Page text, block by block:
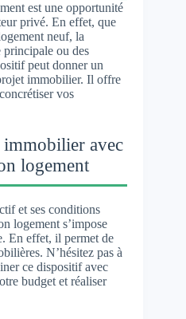
est une opportunité
privé. En effet, que
neuf, la
principale ou des
peut donner un
immobilier. Il offre
vos
avec
logement
et ses conditions
logement s’impose
En effet, il permet de
N’hésitez pas à
ce dispositif avec
budget et réaliser